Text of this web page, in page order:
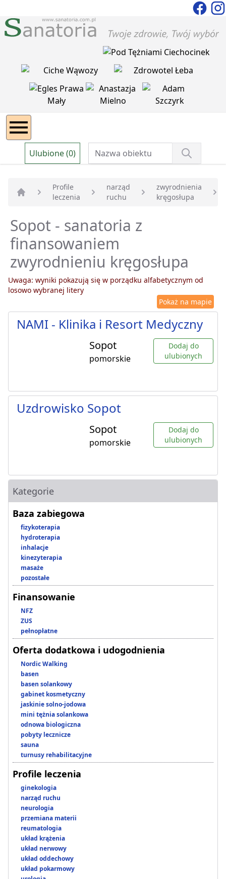
Ulubione (0)
Strona główna
Profile
leczenia
narząd
ruchu
zwyrodnienia
kręgosłupa
Sopot - sanatoria z
finansowaniem
zwyrodnieniu kręgosłupa
Uwaga: wyniki pokazują się w porządku alfabetycznym od
losowo wybranej litery
Pokaż na mapie
NAMI - Klinika i Resort Medyczny
Sopot
pomorskie
Dodaj do
ulubionych
Uzdrowisko Sopot
Sopot
pomorskie
Dodaj do
ulubionych
Kategorie
Baza zabiegowa
fizykoterapia
hydroterapia
inhalacje
kinezyterapia
masaże
pozostałe
Finansowanie
NFZ
ZUS
pełnopłatne
Oferta dodatkowa i udogodnienia
Nordic Walking
basen
basen solankowy
gabinet kosmetyczny
jaskinie solno-jodowa
mini tężnia solankowa
odnowa biologiczna
pobyty lecznicze
sauna
turnusy rehabilitacyjne
Profile leczenia
ginekologia
narząd ruchu
neurologia
przemiana materii
reumatologia
układ krążenia
układ nerwowy
układ oddechowy
układ pokarmowy